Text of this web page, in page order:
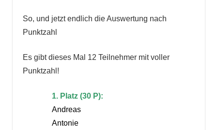
So, und jetzt endlich die Auswertung nach
Punktzahl
Es gibt dieses Mal 12 Teilnehmer mit voller
Punktzahl!
1. Platz (30 P):
Andreas
Antonie